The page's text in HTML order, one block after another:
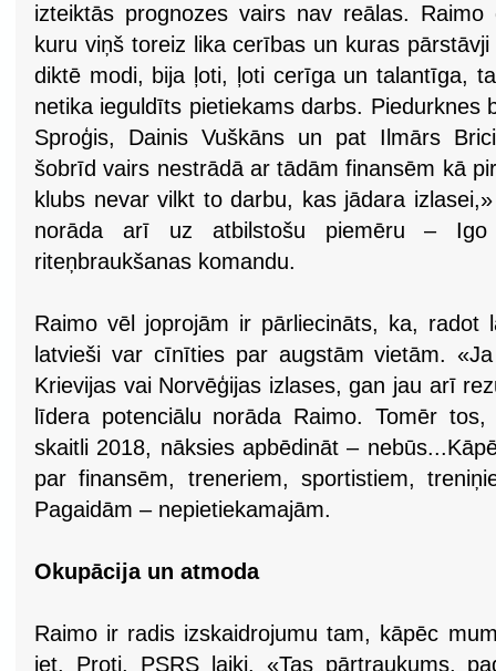
izteiktās prognozes vairs nav reālas.
kuru viņš toreiz lika cerības un kuras
diktē modi, bija ļoti, ļoti cerīga un talantīga,
netika ieguldīts pietiekams darbs. Piedurknes
Sproģis, Dainis Vuškāns un pat Ilmārs
šobrīd vairs nestrādā ar tādām finansēm kā
klubs nevar vilkt to darbu, kas jādara
norāda arī uz atbilstošu piemēru – Igo
riteņbraukšanas komandu.
Raimo vēl joprojām ir pārliecināts, ka, radot
latvieši var cīnīties par augstām vietām.
Krievijas vai Norvēģijas izlases, gan jau arī
līdera potenciālu norāda Raimo. Tomēr
skaitli 2018, nāksies apbēdināt –
par finansēm, treneriem, sportistiem,
Pagaidām – nepietiekamajām.
Okupācija un atmoda
Raimo ir radis izskaidrojumu tam, kāpēc
iet. Proti, PSRS laiki. «Tas pārtraukums,